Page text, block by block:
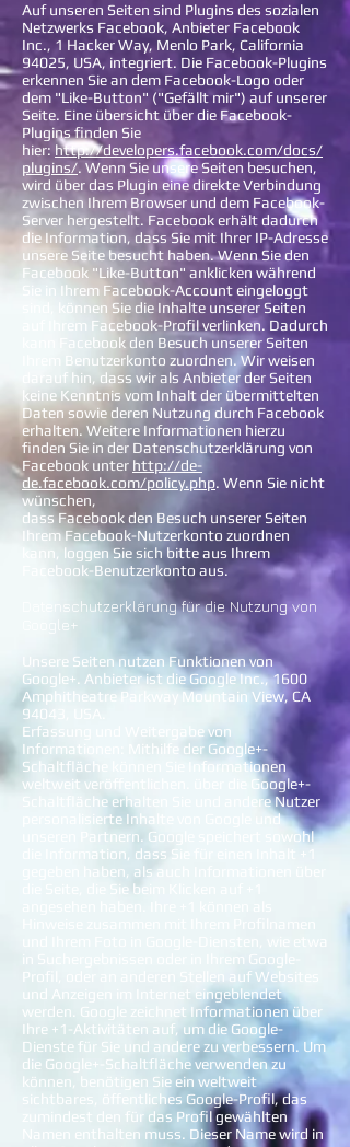
Auf unseren Seiten sind Plugins des sozialen
Netzwerks Facebook, Anbieter Facebook
Inc., 1 Hacker Way, Menlo Park, California
94025, USA, integriert. Die Facebook-Plugins
erkennen Sie an dem Facebook-Logo oder
dem "Like-Button" ("Gefällt mir") auf unserer
Seite. Eine übersicht über die Facebook-
Plugins finden Sie
hier: http://developers.facebook.com/docs/
plugins/. Wenn Sie unsere Seiten besuchen,
wird über das Plugin eine direkte Verbindung
zwischen Ihrem Browser und dem Facebook-
Server hergestellt. Facebook erhält dadurch
die Information, dass Sie mit Ihrer IP-Adresse
unsere Seite besucht haben. Wenn Sie den
Facebook "Like-Button" anklicken während
Sie in Ihrem Facebook-Account eingeloggt
sind, können Sie die Inhalte unserer Seiten
auf Ihrem Facebook-Profil verlinken. Dadurch
kann Facebook den Besuch unserer Seiten
Ihrem Benutzerkonto zuordnen. Wir weisen
darauf hin, dass wir als Anbieter der Seiten
keine Kenntnis vom Inhalt der übermittelten
Daten sowie deren Nutzung durch Facebook
erhalten. Weitere Informationen hierzu
finden Sie in der Datenschutzerklärung von
Facebook unter http://de-
de.facebook.com/policy.php. Wenn Sie nicht
wünschen,
dass Facebook den Besuch unserer Seiten
Ihrem Facebook-Nutzerkonto zuordnen
kann, loggen Sie sich bitte aus Ihrem
Facebook-Benutzerkonto aus.
Datenschutzerklärung für die Nutzung von
Google+
Unsere Seiten nutzen Funktionen von
Google+. Anbieter ist die Google Inc., 1600
Amphitheatre Parkway Mountain View, CA
94043, USA.
Erfassung und Weitergabe von
Informationen: Mithilfe der Google+-
Schaltfläche können Sie Informationen
weltweit veröffentlichen. über die Google+-
Schaltfläche erhalten Sie und andere Nutzer
personalisierte Inhalte von Google und
unseren Partnern. Google speichert sowohl
die Information, dass Sie für einen Inhalt +1
gegeben haben, als auch Informationen über
die Seite, die Sie beim Klicken auf +1
angesehen haben. Ihre +1 können als
in Suchergebnissen oder in Ihrem Google-
Profil, oder an anderen Stellen auf Websites
und Anzeigen im Internet eingeblendet
werden. Google zeichnet Informationen über
Ihre +1-Aktivitäten auf, um die Google-
Dienste für Sie und andere zu verbessern. Um
die Google+-Schaltfläche verwenden zu
können, benötigen Sie ein weltweit
sichtbares, öffentliches Google-Profil, das
zumindest den für das Profil gewählten
Namen enthalten muss. Dieser Name wird in